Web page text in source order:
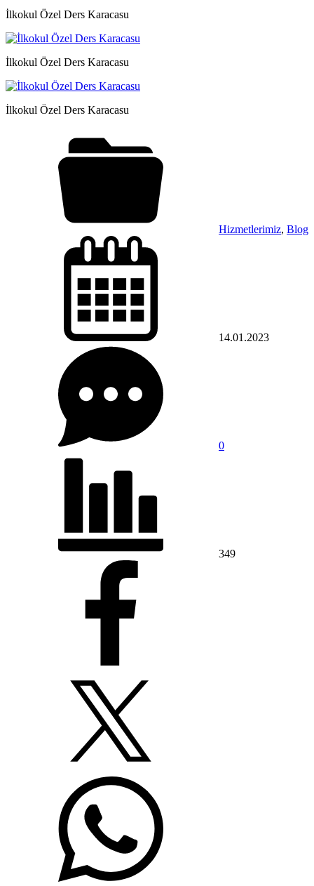
İlkokul Özel Ders Karacasu
İlkokul Özel Ders Karacasu
İlkokul Özel Ders Karacasu
Hizmetlerimiz, Blog
14.01.2023
0
349